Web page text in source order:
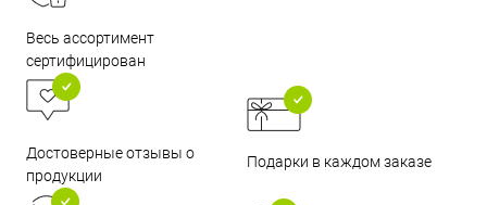
Весь ассортимент
сертифицирован
Достоверные отзывы о
продукции
Подарки в каждом заказе